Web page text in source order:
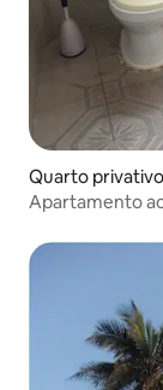
Quarto privativo
Apartamento